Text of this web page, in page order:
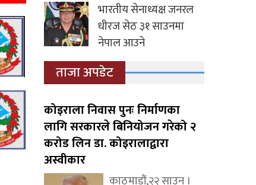
भारतीय सेनाध्यक्ष जनरल
धीरज सेठ ३१ साउनमा
नेपाल आउने
ताजा अपडेट
कोइराला निवास पुनः निर्माणका
लागि सरकारले बिनियोजन गरेको २
करोड लिन डा. कोइरालाद्वारा
अस्वीकार